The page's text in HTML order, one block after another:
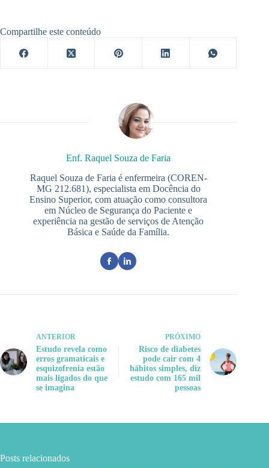
Compartilhe este conteúdo
Enf. Raquel Souza de Faria
Raquel Souza de Faria é enfermeira (COREN-
MG 212.681), especialista em Docência do
Ensino Superior, com atuação como consultora
em Núcleo de Segurança do Paciente e
experiência na gestão de serviços de Atenção
Básica e Saúde da Família.
ANTERIOR
Estudo revela como
erros gramaticais e
esquizofrenia estão
mais ligados do que
se imagina
PRÓXIMO
Risco de diabetes
pode cair com 4
hábitos simples, diz
estudo com 165 mil
pessoas
Posts relacionados